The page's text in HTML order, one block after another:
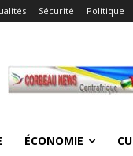
Sécurité Politique
ÉCONOMIE